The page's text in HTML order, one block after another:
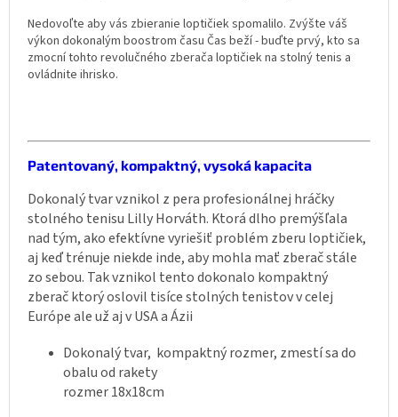
Nedovoľte aby vás zbieranie loptičiek spomalilo. Zvýšte váš
výkon dokonalým boostrom času Čas beží - buďte prvý, kto sa
zmocní tohto revolučného zberača loptičiek na stolný tenis a
ovládnite ihrisko.
Patentovaný, kompaktný, vysoká kapacita
Dokonalý tvar vznikol z pera profesionálnej hráčky
stolného tenisu Lilly Horváth. Ktorá dlho premýšľala
nad tým, ako efektívne vyriešiť problém zberu loptičiek,
aj keď trénuje niekde inde, aby mohla mať zberač stále
zo sebou. Tak vznikol tento dokonalo kompaktný
zberač ktorý oslovil tisíce stolných tenistov v celej
Európe ale už aj v USA a Ázii
Dokonalý tvar, kompaktný rozmer, zmestí sa do
obalu od rakety
rozmer 18x18cm